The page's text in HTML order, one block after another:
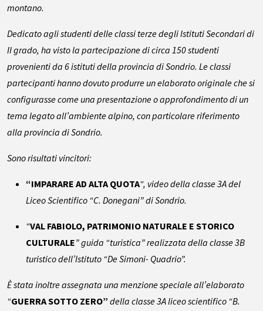
montano.
Dedicato agli studenti delle classi terze degli Istituti Secondari di
II grado, ha visto la partecipazione di circa 150 studenti
provenienti da 6 istituti della provincia di Sondrio. Le classi
partecipanti hanno dovuto produrre un elaborato originale che si
configurasse come una presentazione o approfondimento di un
tema legato all’ambiente alpino, con particolare riferimento
alla provincia di Sondrio.
Sono risultati vincitori:
“IMPARARE AD ALTA QUOTA“, video della classe 3A del
Liceo Scientifico “C. Donegani” di Sondrio.
“VAL FABIOLO, PATRIMONIO NATURALE E STORICO
CULTURALE” guida “turistica” realizzata della classe 3B
turistico dell’Istituto “De Simoni- Quadrio”.
È stata inoltre assegnata una menzione speciale all’elaborato
“GUERRA SOTTO ZERO” della classe 3A liceo scientifico “B.